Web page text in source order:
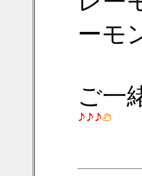
ーモ
ご一